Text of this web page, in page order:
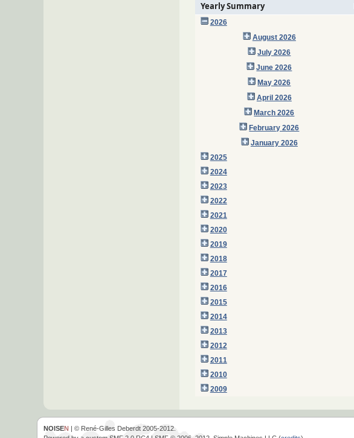
Yearly Summary
2026
August 2026
July 2026
June 2026
May 2026
April 2026
March 2026
February 2026
January 2026
2025
2024
2023
2022
2021
2020
2019
2018
2017
2016
2015
2014
2013
2012
2011
2010
2009
NOISEN | © René-Gilles Deberdt 2005-2012.